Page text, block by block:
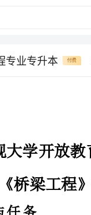
专业专升本 付费
考核说明
课程